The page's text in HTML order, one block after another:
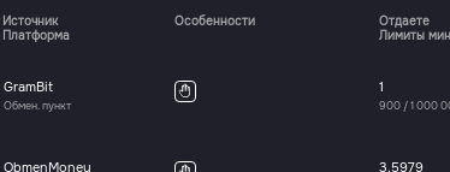
Источник
Платформа
Особенности
Отдаете
Лимиты
GramBit
Обмен. пункт
1
900 /1 000
ObmenMoney 3.5979